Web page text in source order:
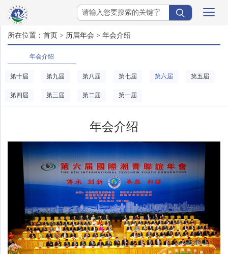
所在位置： 首页 > 历届年会 > 年会介绍
年会介绍
第十届 第九届 第八届 第七届 第六届 第五届
第四届 第三届 第二届 第一届
年会介绍